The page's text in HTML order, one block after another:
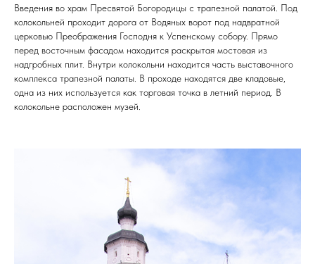
Введения во храм Пресвятой Богородицы с трапезной палатой. Под
колокольней проходит дорога от Водяных ворот под надвратной
церковью Преображения Господня к Успенскому собору. Прямо
перед восточным фасадом находится раскрытая мостовая из
надгробных плит. Внутри колокольни находится часть выставочного
комплекса трапезной палаты. В проходе находятся две кладовые,
одна из них используется как торговая точка в летний период. В
колокольне расположен музей.